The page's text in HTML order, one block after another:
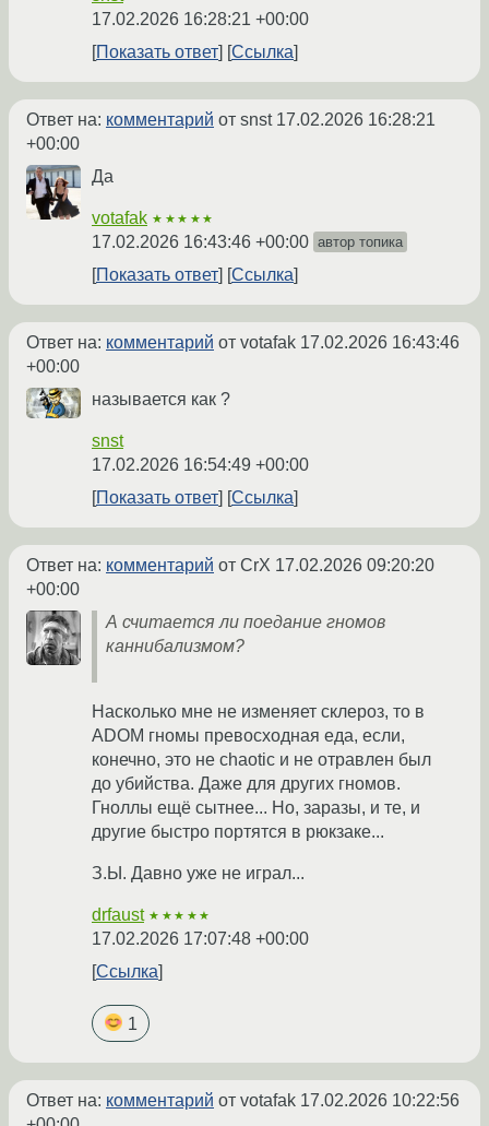
17.02.2026 16:28:21 +00:00
Показать ответ
Ссылка
Ответ на: комментарий от snst 17.02.2026 16:28:21
+00:00
Да
votafak ★★★★★
17.02.2026 16:43:46 +00:00 автор топика
Показать ответ Ссылка
Ответ на: комментарий от votafak 17.02.2026 16:43:46
+00:00
называется как ?
snst
17.02.2026 16:54:49 +00:00
Показать ответ
Ссылка
Ответ на: комментарий от CrX 17.02.2026 09:20:20
+00:00
А считается ли поедание гномов
каннибализмом?
Насколько мне не изменяет склероз, то в
ADOM гномы превосходная еда, если,
конечно, это не chaotic и не отравлен был
до убийства. Даже для других гномов.
Гноллы ещё сытнее... Но, заразы, и те, и
другие быстро портятся в рюкзаке...
З.Ы. Давно уже не играл...
drfaust ★★★★★
17.02.2026 17:07:48 +00:00
Ссылка
1
Ответ на: комментарий от votafak 17.02.2026 10:22:56